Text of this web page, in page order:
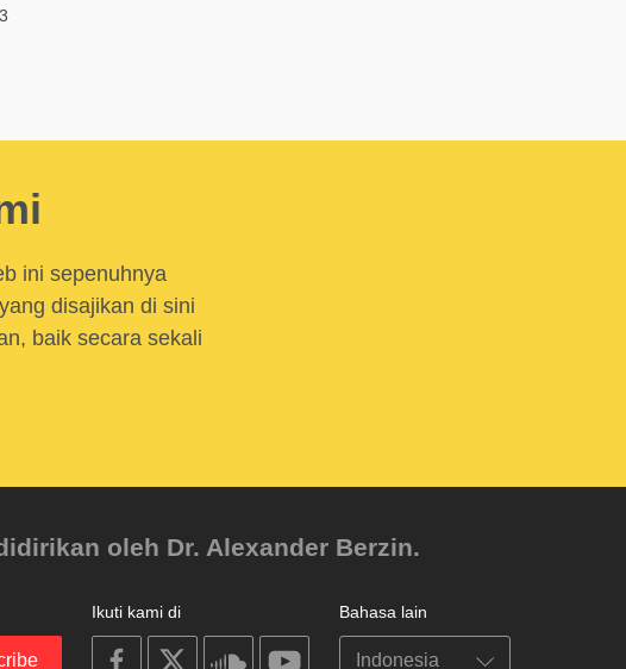
ini sepenuhnya
disajikan di sini
baik secara sekali
oleh Dr. Alexander Berzin.
Bahasa lain
Ikuti kami di
on